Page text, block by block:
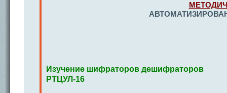
Изучение шифраторов дешифраторов
РТЦУЛ-16